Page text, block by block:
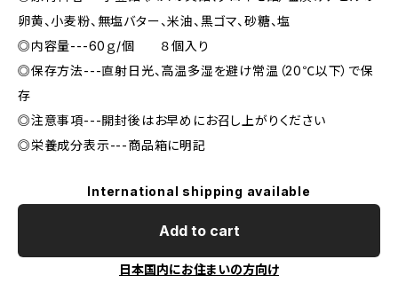
卵黄、小麦粉、無塩バター、米油、黒ゴマ、砂糖、塩
◎内容量---60ｇ/個 ８個入り
◎保存方法---直射日光、高温多湿を避け常温（20℃以下）で保
存
◎注意事項---開封後はお早めにお召し上がりください
◎栄養成分表示---商品箱に明記
International shipping available
Add to cart
日本国内にお住まいの方向け